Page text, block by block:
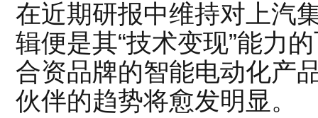
在近期研报中维持对上汽
辑便是其“技术变现”能力
合资品牌的智能电动化产
伙伴的趋势将愈发明显。